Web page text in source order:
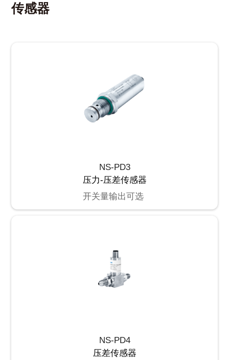
传感器
NS-PD3
压力-压差传感器
开关量输出可选
NS-PD4
压差传感器